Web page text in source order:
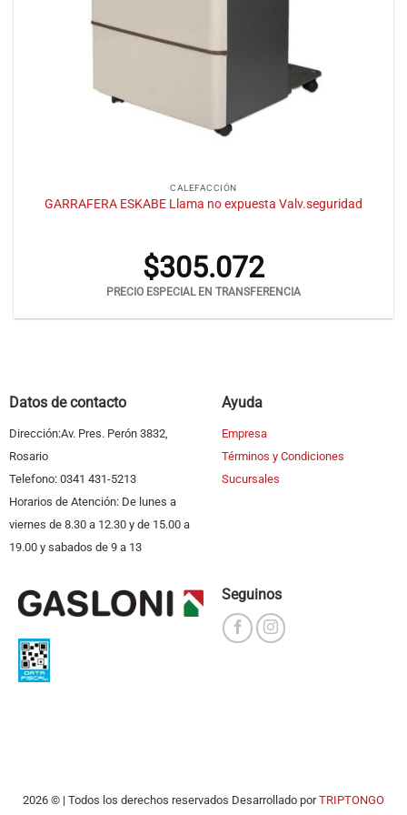
CALEFACCIÓN
GARRAFERA ESKABE Llama no expuesta Valv.seguridad
$305.072
PRECIO ESPECIAL EN TRANSFERENCIA
Datos de contacto
Dirección:Av. Pres. Perón 3832,
Rosario
Telefono: 0341 431-5213
Horarios de Atención: De lunes a
viernes de 8.30 a 12.30 y de 15.00 a
19.00 y sabados de 9 a 13
Ayuda
Empresa
Términos y Condiciones
Sucursales
Seguinos
2026 © | Todos los derechos reservados Desarrollado porTRIPTONGO